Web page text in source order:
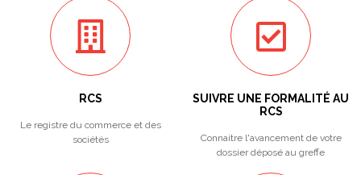
RCS
Le registre du commerce et des
sociétés
SUIVRE UNE FORMALITÉ AU
RCS
Connaitre l'avancement de votre
dossier déposé au greffe